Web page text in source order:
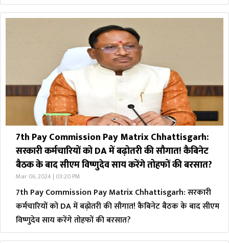
7th Pay Commission Pay Matrix Chhattisgarh:
सरकारी कर्मचारियों को DA में बढ़ोतरी की सौगात! कैबिनेट
बैठक के बाद सीएम विष्णुदेव साय करेंगे तोहफों की बरसात?
Mar 06, 2024 | 03:20 PM
7th Pay Commission Pay Matrix Chhattisgarh: सरकारी
कर्मचारियों को DA में बढ़ोतरी की सौगात! कैबिनेट बैठक के बाद सीएम
विष्णुदेव साय करेंगे तोहफों की बरसात?